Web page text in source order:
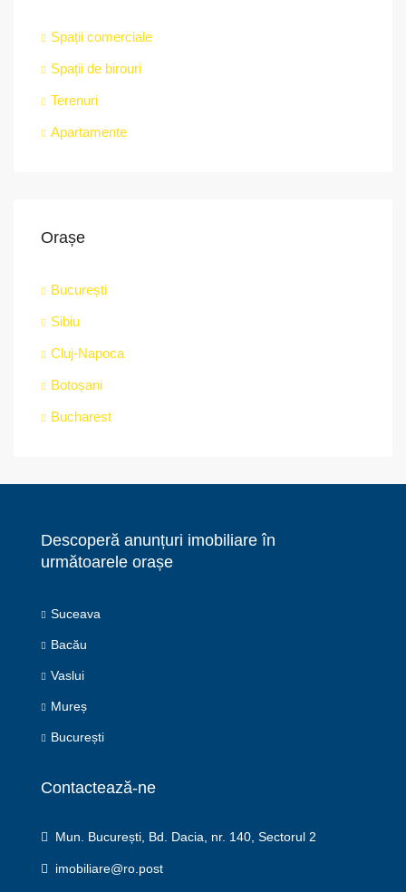
Spații comerciale
Spații de birouri
Terenuri
Apartamente
Orașe
București
Sibiu
Cluj-Napoca
Botoșani
Bucharest
Descoperă anunțuri imobiliare în
următoarele orașe
Suceava
Bacău
Vaslui
Mureș
București
Contactează-ne
Mun. București, Bd. Dacia, nr. 140, Sectorul 2
imobiliare@ro.post